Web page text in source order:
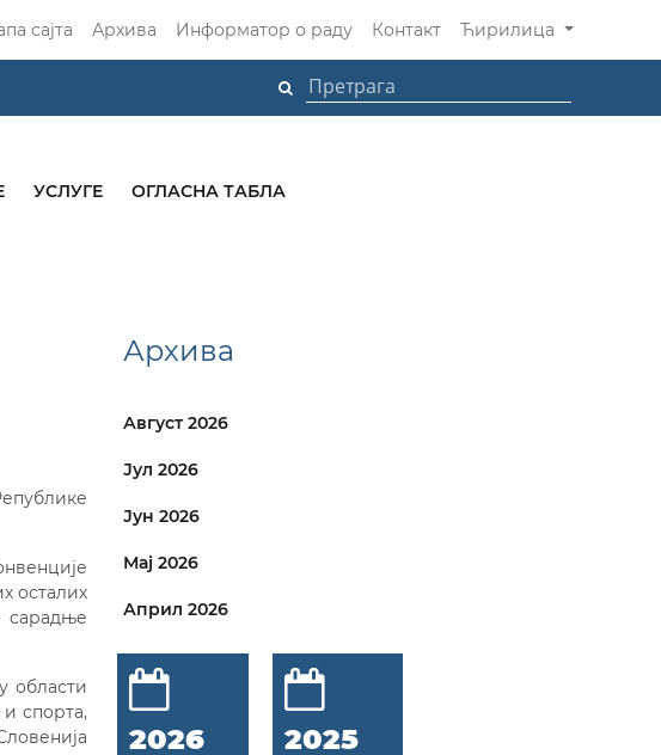
сајта Архива Информатор о раду Контакт Ћирилица
УСЛУГЕ ОГЛАСНА ТАБЛА
осталих
области
спорта,
Архива
Август 2026
Јул 2026
Јун 2026
Мај 2026
Април 2026
2026 2025